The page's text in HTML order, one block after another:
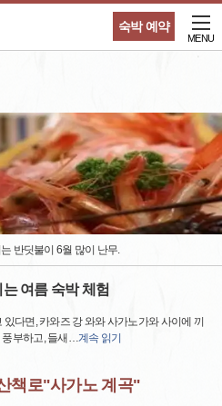
숙박 예약
MENU
반딧불이 6월 많이 난무.
여름 숙박 체험
다면, 카와즈 강 와와 사가노가와 사이에 끼
부하고, 들새 …계속 읽기
책로"사가노 계곡"